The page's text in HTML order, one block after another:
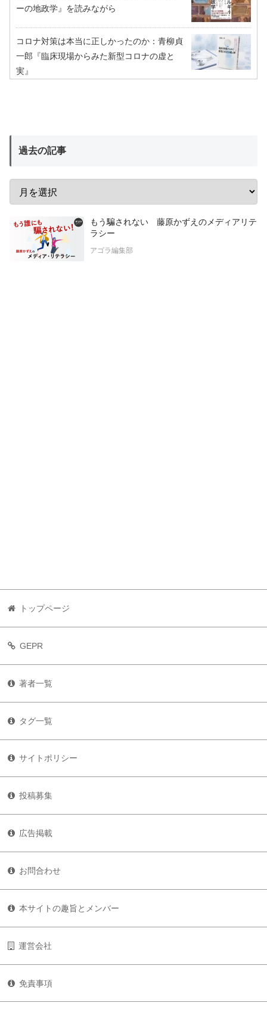
ーの地政学』を読みながら
コロナ対策は本当に正しかったのか：青柳貞
一郎『臨床現場からみた新型コロナの虚と
実』
過去の記事
もう騙されない 藤原かずえのメディアリテ
ラシー
アゴラ編集部
トップページ
GEPR
著者一覧
タグ一覧
サイトポリシー
投稿募集
広告掲載
お問合わせ
本サイトの趣旨とメンバー
運営会社
免責事項